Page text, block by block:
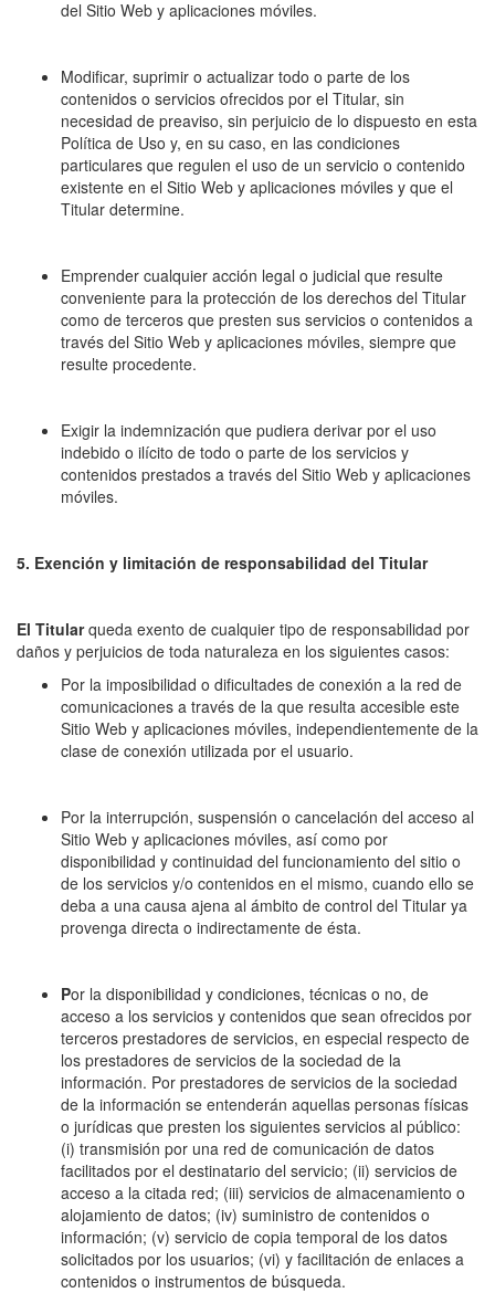
del Sitio Web y aplicaciones móviles.
Modificar, suprimir o actualizar todo o parte de los
contenidos o servicios ofrecidos por el Titular, sin
necesidad de preaviso, sin perjuicio de lo dispuesto en esta
Política de Uso y, en su caso, en las condiciones
particulares que regulen el uso de un servicio o contenido
existente en el Sitio Web y aplicaciones móviles y que el
Titular determine.
Emprender cualquier acción legal o judicial que resulte
conveniente para la protección de los derechos del Titular
como de terceros que presten sus servicios o contenidos a
través del Sitio Web y aplicaciones móviles, siempre que
resulte procedente.
Exigir la indemnización que pudiera derivar por el uso
indebido o ilícito de todo o parte de los servicios y
contenidos prestados a través del Sitio Web y aplicaciones
móviles.
5. Exención y limitación de responsabilidad del Titular
El Titularqueda exento de cualquier tipo de responsabilidad por
daños y perjuicios de toda naturaleza en los siguientes casos:
Por la imposibilidad o dificultades de conexión a la red de
comunicaciones a través de la que resulta accesible este
Sitio Web y aplicaciones móviles, independientemente de la
clase de conexión utilizada por el usuario.
Por la interrupción, suspensión o cancelación del acceso al
Sitio Web y aplicaciones móviles, así como por
disponibilidad y continuidad del funcionamiento del sitio o
de los servicios y/o contenidos en el mismo, cuando ello se
deba a una causa ajena al ámbito de control del Titular ya
provenga directa o indirectamente de ésta.
Por la disponibilidad y condiciones, técnicas o no, de
acceso a los servicios y contenidos que sean ofrecidos por
terceros prestadores de servicios, en especial respecto de
los prestadores de servicios de la sociedad de la
información. Por prestadores de servicios de la sociedad
de la información se entenderán aquellas personas físicas
o jurídicas que presten los siguientes servicios al público:
(i) transmisión por una red de comunicación de datos
facilitados por el destinatario del servicio; (ii) servicios de
acceso a la citada red; (iii) servicios de almacenamiento o
alojamiento de datos; (iv) suministro de contenidos o
información; (v) servicio de copia temporal de los datos
solicitados por los usuarios; (vi) y facilitación de enlaces a
contenidos o instrumentos de búsqueda.